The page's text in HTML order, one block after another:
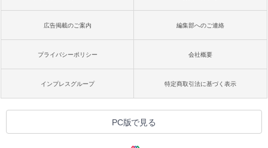
広告掲載のご案内 編集部へのご連絡
プライバシーポリシー 会社概要
インプレスグループ 特定商取引法に基づく表示
PC版で見る